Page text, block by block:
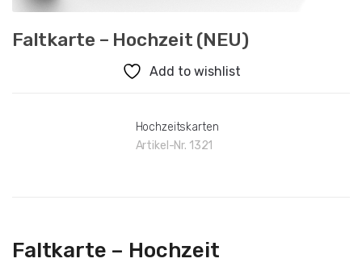
Faltkarte – Hochzeit (NEU)
Add to wishlist
Hochzeitskarten
Artikel-Nr. 1321
Faltkarte – Hochzeit